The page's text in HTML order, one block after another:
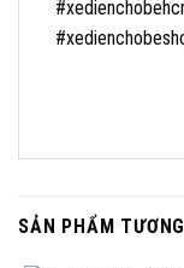
SẢN PHẨM